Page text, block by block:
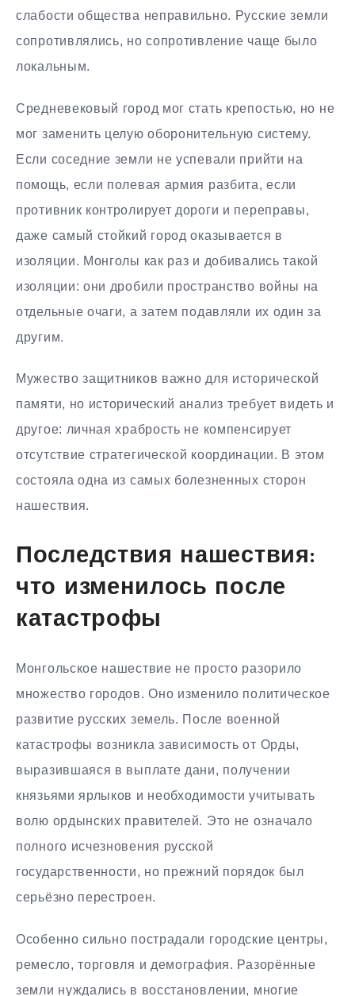
слабости общества неправильно. Русские земли
сопротивлялись, но сопротивление чаще было
локальным.
Средневековый город мог стать крепостью, но не
мог заменить целую оборонительную систему.
Если соседние земли не успевали прийти на
помощь, если полевая армия разбита, если
противник контролирует дороги и переправы,
даже самый стойкий город оказывается в
изоляции. Монголы как раз и добивались такой
изоляции: они дробили пространство войны на
отдельные очаги, а затем подавляли их один за
другим.
Мужество защитников важно для исторической
памяти, но исторический анализ требует видеть и
другое: личная храбрость не компенсирует
отсутствие стратегической координации. В этом
состояла одна из самых болезненных сторон
нашествия.
Последствия нашествия:
что изменилось после
катастрофы
Монгольское нашествие не просто разорило
множество городов. Оно изменило политическое
развитие русских земель. После военной
катастрофы возникла зависимость от Орды,
выразившаяся в выплате дани, получении
князьями ярлыков и необходимости учитывать
волю ордынских правителей. Это не означало
полного исчезновения русской
государственности, но прежний порядок был
серьёзно перестроен.
Особенно сильно пострадали городские центры,
ремесло, торговля и демография. Разорённые
земли нуждались в восстановлении, многие